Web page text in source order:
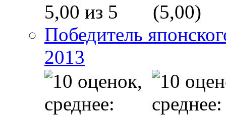
(5,00)
Победитель
2013